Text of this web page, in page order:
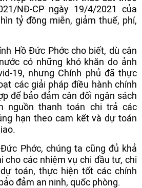
NĐ-CP ngày 19/4/2021 của
tỷ đồng miễn, giảm thuế, phí,
Hồ Đức Phớc cho biết, dù cân
có những khó khăn do ảnh
19, nhưng Chính phủ đã thực
các giải pháp điều hành chính
để bảo đảm cân đối ngân sách
nguồn thanh toán chi trả các
hạn theo cam kết và dự toán
Phớc, chúng ta cũng đủ khả
cho các nhiệm vụ chi đầu tư, chi
toán, thực hiện tốt các chính
đảm an ninh, quốc phòng.